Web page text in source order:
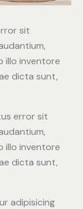
sit
illo inventore
dicta sunt,
error sit
illo inventore
dicta sunt,
adipisicing